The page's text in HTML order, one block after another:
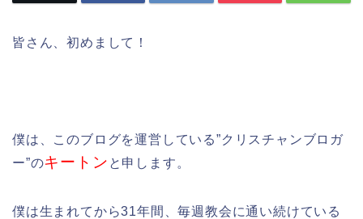
皆さん、初めまして！
僕は、このブログを運営している”クリスチャンブロガ
ー”のキートン と申します。
僕は生まれてから31年間、毎週教会に通い続けている